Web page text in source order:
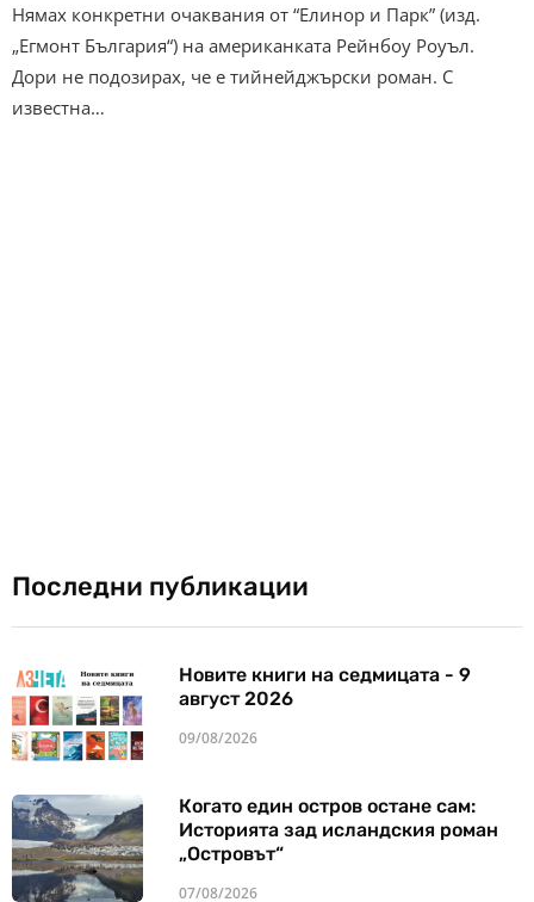
Нямах конкретни очаквания от “Елинор и Парк” (изд.
„Егмонт България“) на американката Рейнбоу Роуъл.
Дори не подозирах, че е тийнейджърски роман. С
известна…
Последни публикации
Новите книги на седмицата - 9
август 2026
09/08/2026
Когато един остров остане сам:
Историята зад исландския роман
„Островът“
07/08/2026